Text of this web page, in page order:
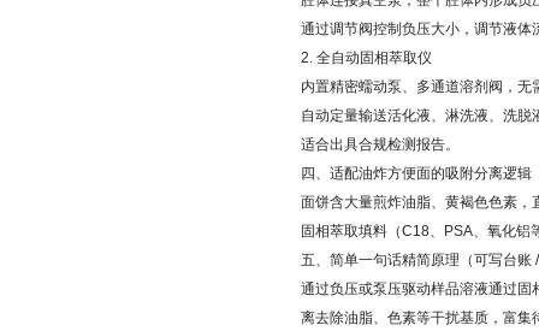
通过调节阀控制负压大小，调节液
2. 全自动固相萃取仪
内置精密蠕动泵、多通道溶剂阀，无
自动定量输送活化液、淋洗液、洗
适合出具合规检测报告。
四、适配油炸方便面的吸附分离逻辑
面饼含大量煎炸油脂、黄褐色色素
固相萃取填料（C18、PSA、氧化
五、简单一句话精简原理（可写台账
通过负压或泵压驱动样品溶液通过
离去除油脂、色素等干扰基质，富集